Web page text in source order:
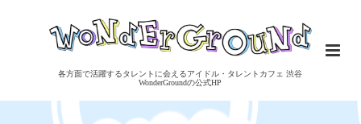
各方面で活躍するタレントに会えるアイドル・タレントカフェ 渋谷
WonderGroundの公式HP